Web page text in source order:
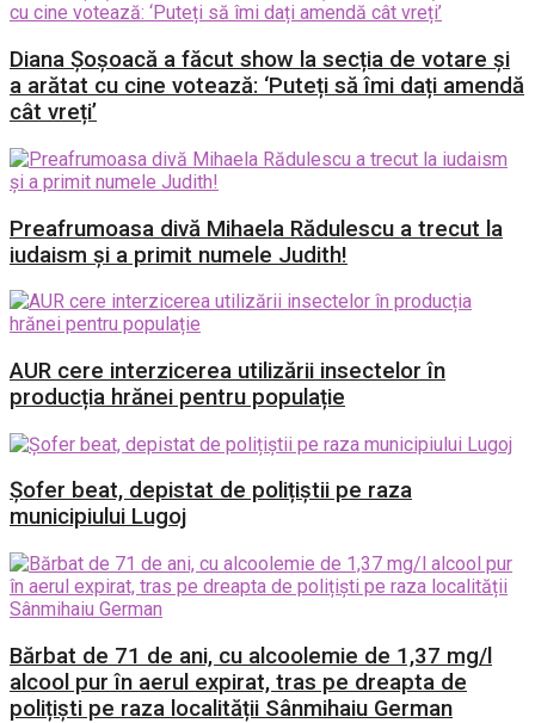
Diana Șoșoacă a făcut show la secția de votare și
a arătat cu cine votează: ‘Puteți să îmi dați amendă
cât vreți’
Preafrumoasa divă Mihaela Rădulescu a trecut la
iudaism și a primit numele Judith!
AUR cere interzicerea utilizării insectelor în
producția hrănei pentru populație
Șofer beat, depistat de polițiștii pe raza
municipiului Lugoj
Bărbat de 71 de ani, cu alcoolemie de 1,37 mg/l
alcool pur în aerul expirat, tras pe dreapta de
polițiști pe raza localității Sânmihaiu German